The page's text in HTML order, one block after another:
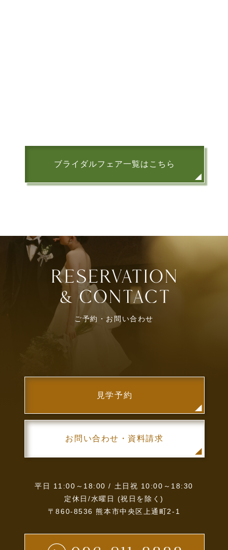
ブライダルフェア一覧はこちら
ご予約・お問い合わせ
見学予約
お問い合わせ・資料請求
平日 11:00～18:00 / 土日祝 10:00～18:30
定休日/水曜日 (祝日を除く)
〒860-8536 熊本市中央区上通町2-1